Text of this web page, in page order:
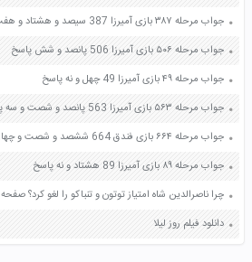
جواب مرحله ۳۸۷ بازی آمیرزا 387 سیصد و هشتاد و هفت پاسخ
جواب مرحله ۵۰۶ بازی آمیرزا 506 پانصد و شش پاسخ
جواب مرحله ۴۹ بازی آمیرزا 49 چهل و نه پاسخ
جواب مرحله ۵۶۳ بازی آمیرزا 563 پانصد و شصت و سه پاسخ
جواب مرحله ۶۶۴ بازی فندق 664 ششصد و شصت و چهار پاسخ
جواب مرحله ۸۹ بازی آمیرزا 89 هشتاد و نه پاسخ
چرا ناصرالدین شاه امتیاز توتون و تنباکو را لغو کرد؟ صفحه 83 مطالعات اجتماعی نهم
دانلود فیلم روز لیلا